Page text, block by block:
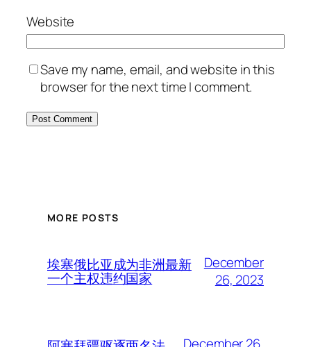
Website
Save my name, email, and website in this
browser for the next time I comment.
MORE POSTS
埃塞俄比亚成为非洲最新
一个主权违约国家
December
26, 2023